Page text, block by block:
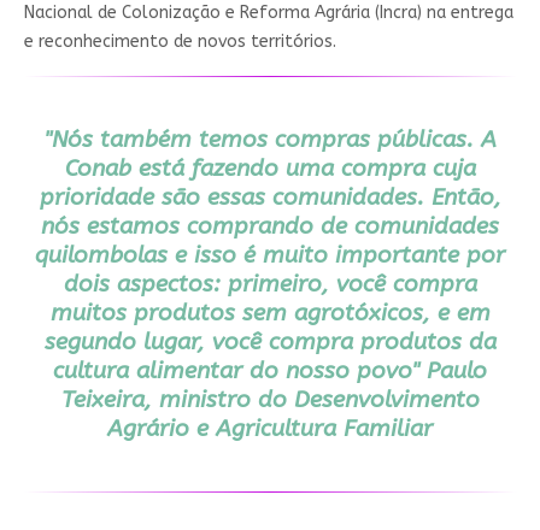
Nacional de Colonização e Reforma Agrária (Incra) na entrega
e reconhecimento de novos territórios.
"Nós também temos compras públicas. A
Conab está fazendo uma compra cuja
prioridade são essas comunidades. Então,
nós estamos comprando de comunidades
quilombolas e isso é muito importante por
dois aspectos: primeiro, você compra
muitos produtos sem agrotóxicos, e em
segundo lugar, você compra produtos da
cultura alimentar do nosso povo" Paulo
Teixeira, ministro do Desenvolvimento
Agrário e Agricultura Familiar